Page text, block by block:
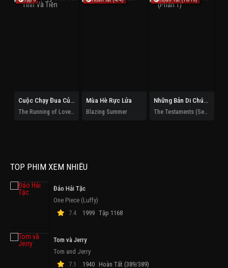
Cuộc Chạy Đua Của Tình Và Tiền Mùa Hè Rực Lửa
Blazing Summer
Những Bản Di Chúc (Phần 1)
TOP PHIM XEM NHIỀU
Đảo Hải Tặc
One Piece (Luffy)
7.4
1999 Tập 1168
Tom và Jerry
Tom and Jerry
7.1
1940 Hoàn Tất (389/389)